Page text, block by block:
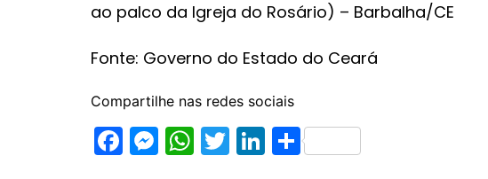
ao palco da Igreja do Rosário) – Barbalha/CE
Fonte: Governo do Estado do Ceará
Compartilhe nas redes sociais
F
M W T
Li S